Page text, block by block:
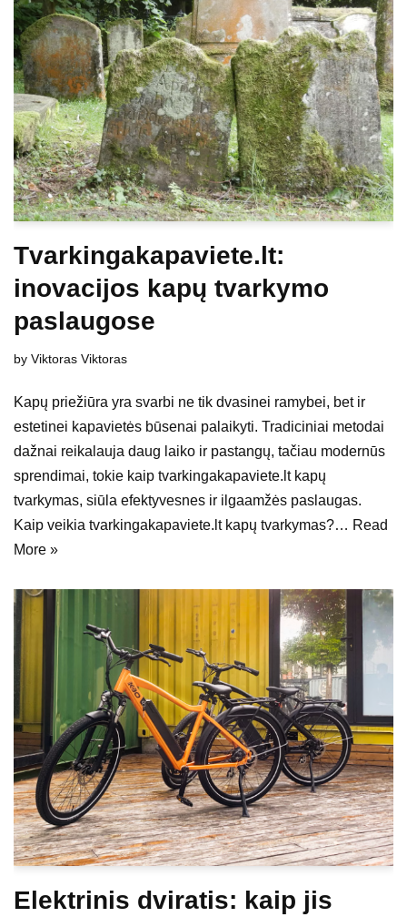
Tvarkingakapaviete.lt:
inovacijos kapų tvarkymo
paslaugose
by Viktoras Viktoras
Kapų priežiūra yra svarbi ne tik dvasinei ramybei, bet ir
estetinei kapavietės būsenai palaikyti. Tradiciniai metodai
dažnai reikalauja daug laiko ir pastangų, tačiau modernūs
sprendimai, tokie kaip tvarkingakapaviete.lt kapų
tvarkymas, siūla efektyvesnes ir ilgaamžės paslaugas.
Kaip veikia tvarkingakapaviete.lt kapų tvarkymas?… Read
More »
Elektrinis dviratis: kaip jis